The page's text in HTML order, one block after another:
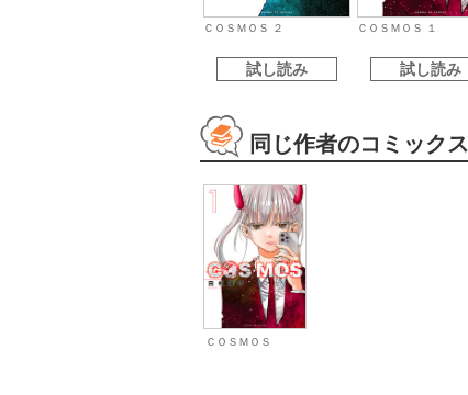
ＣＯＳＭＯＳ ２
試し読み
ＣＯＳＭＯＳ １
試し読み
同じ作者のコミックス
ＣＯＳＭＯＳ